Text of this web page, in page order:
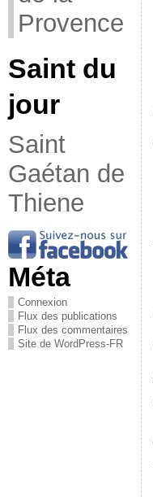
Provence
Saint du
jour
Saint
Gaétan de
Thiene
Méta
Connexion
Flux des publications
Flux des commentaires
Site de WordPress-FR